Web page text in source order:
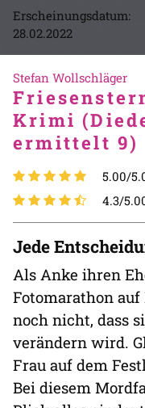
Erscheinungsdatum:
28.02.2022
Stefan Wollschläger
Krimi
ermittelt 9)
5.00/
4.3/
Jede
Als Anke ihren
Fotomarathon auf
noch nicht, dass
verändern wird.
Frau auf dem
Bei diesem